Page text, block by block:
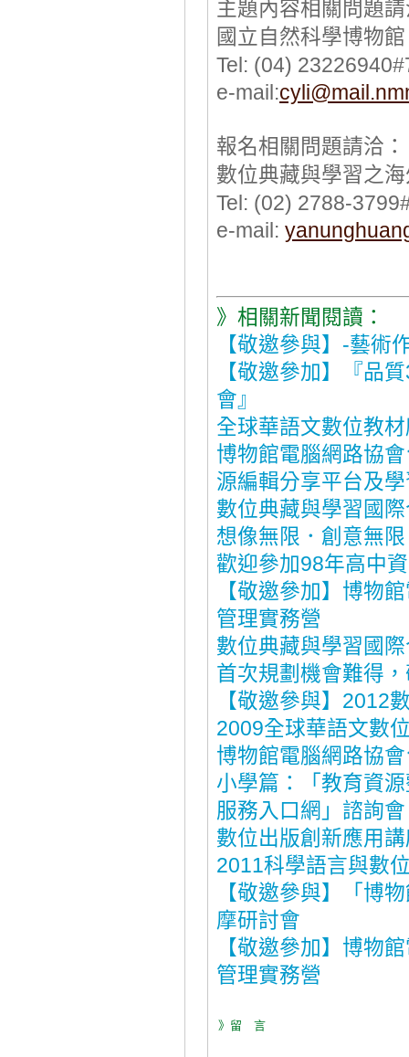
主題內容相關問題
國立自然科學博物館
Tel: (04)
e-mail:
報名相關問題請洽：
數位典藏與學習之
Tel: (02) 2788-
e-mail:
》相關新聞閱讀：
【敬邀參與】-藝術
【敬邀參加】『品
會』
全球華語文數位教
博物館電腦網路協
源編輯分享平台及
數位典藏與學習國
想像無限．創意無
歡迎參加98年高中
【敬邀參加】博物
管理實務營
數位典藏與學習國
首次規劃機會難得
【敬邀參與】2012
2009全球華語文數
博物館電腦網路協
小學篇：「教育資
服務入口網」諮詢會
數位出版創新應用
2011科學語言與數
【敬邀參與】「博
摩研討會
【敬邀參加】博物
管理實務營
》留 言